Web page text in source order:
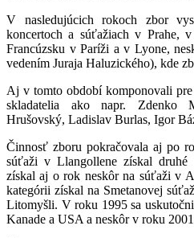
V nasledujúcich rokoch zbor
koncertoch a súťažiach v Prahe,
Francúzsku v Paríži a v Lyone,
vedením Juraja Haluzického), kde
Aj v tomto období komponovali
skladatelia ako napr. Zdenko
Hrušovský, Ladislav Burlas, Igor
Činnosť zboru pokračovala aj po
súťaži v Llangollene získal druhé
získal aj o rok neskôr na súťaži v
kategórii získal na Smetanovej
Litomyšli. V roku 1995 sa
Kanade a USA a neskôr v roku